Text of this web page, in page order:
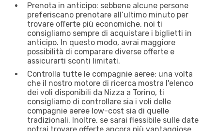
Prenota in anticipo: sebbene alcune persone
preferiscano prenotare all’ultimo minuto per
trovare offerte più economiche, noi ti
consigliamo sempre di acquistare i biglietti in
anticipo. In questo modo, avrai maggiore
possibilità di comparare diverse offerte e
assicurarti sconti limitati.
Controlla tutte le compagnie aeree: una volta
che il nostro motore di ricerca mostra l'elenco
dei voli disponibili da Nizza a Torino, ti
consigliamo di controllare sia i voli delle
compagnie aeree low-cost sia di quelle
tradizionali. Inoltre, se sarai flessibile sulle date